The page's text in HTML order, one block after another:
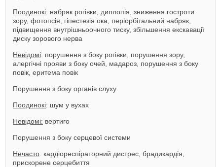
Поодинокі: набряк рогівки, диплопія, зниження гостроти
зору, фотопсія, гіпестезія ока, періорбітальний набряк,
підвищення внутрішньоочного тиску, збільшення екскавації
диску зорового нерва
Невідомі: порушення з боку рогівки, порушення зору,
алергічні прояви з боку очей, мадароз, порушення з боку
повік, еритема повік
Порушення з боку органів слуху
Поодинокі: шум у вухах
Невідомі: вертиго
Порушення з боку серцевої системи
Нечасто: кардіореспіраторний дистрес, брадикардія,
прискорене серцебиття